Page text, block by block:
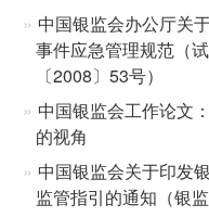
中国银监会办公厅关
事件应急管理规范（
〔2008〕53号）
中国银监会工作论文
的视角
中国银监会关于印发
监管指引的通知（银